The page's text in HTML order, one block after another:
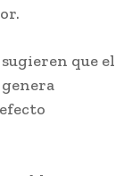
que el